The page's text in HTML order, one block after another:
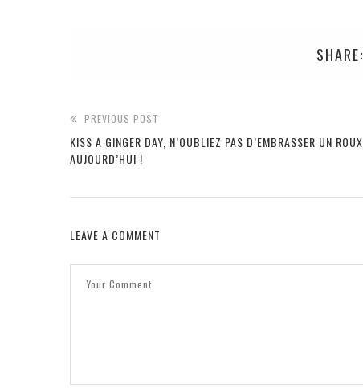
SHARE:
PREVIOUS POST
KISS A GINGER DAY, N’OUBLIEZ PAS D’EMBRASSER UN ROUX
AUJOURD’HUI !
LEAVE A COMMENT